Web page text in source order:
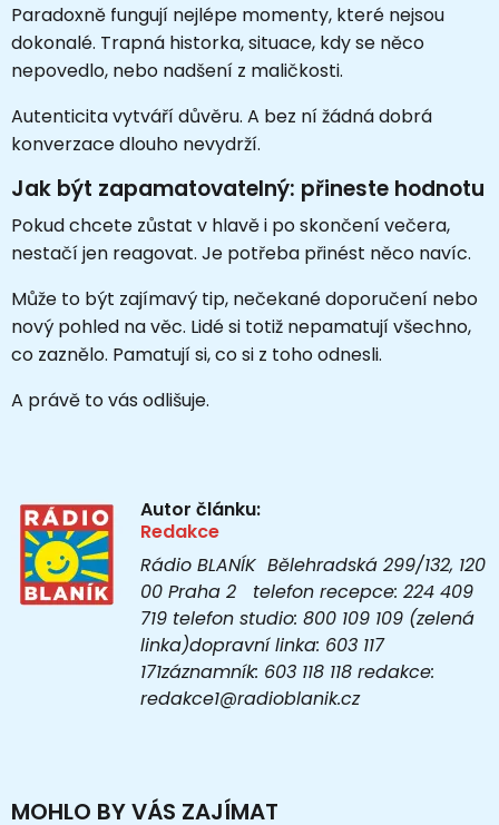
Paradoxně fungují nejlépe momenty, které nejsou
dokonalé. Trapná historka, situace, kdy se něco
nepovedlo, nebo nadšení z maličkosti.
Autenticita vytváří důvěru. A bez ní žádná dobrá
konverzace dlouho nevydrží.
Jak být zapamatovatelný: přineste hodnotu
Pokud chcete zůstat v hlavě i po skončení večera,
nestačí jen reagovat. Je potřeba přinést něco navíc.
Může to být zajímavý tip, nečekané doporučení nebo
nový pohled na věc. Lidé si totiž nepamatují všechno,
co zaznělo. Pamatují si, co si z toho odnesli.
A právě to vás odlišuje.
Autor článku:
Redakce
Rádio BLANÍK Bělehradská 299/132, 120
00 Praha 2 telefon recepce: 224 409
719 telefon studio: 800 109 109 (zelená
linka)dopravní linka: 603 117
171záznamník: 603 118 118 redakce:
redakce1@radioblanik.cz
MOHLO BY VÁS ZAJÍMAT